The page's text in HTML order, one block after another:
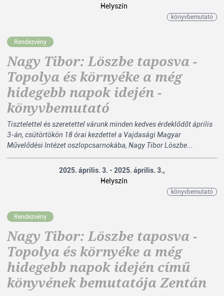
Helyszín
könyvbemutató
Rendezvény
Nagy Tibor: Löszbe taposva -
Topolya és környéke a még
hidegebb napok idején -
könyvbemutató
Tisztelettel és szeretettel várunk minden kedves érdeklődőt április
3-án, csütörtökön 18 órai kezdettel a Vajdasági Magyar
Művelődési Intézet oszlopcsarnokába, Nagy Tibor Löszbe...
2025. április. 3. - 2025. április. 3.,
Helyszín
könyvbemutató
Rendezvény
Nagy Tibor: Löszbe taposva -
Topolya és környéke a még
hidegebb napok idején című
könyvének bemutatója Zentán